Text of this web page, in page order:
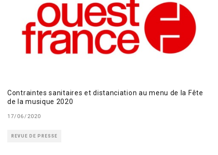
Contraintes sanitaires et distanciation au menu de la Fête
de la musique 2020
17/06/2020
REVUE DE PRESSE